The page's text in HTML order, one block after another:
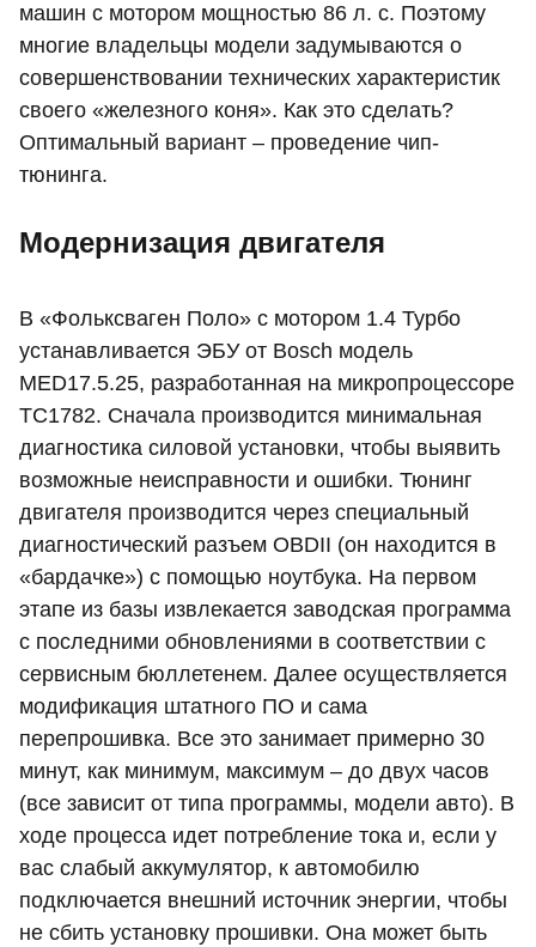
машин с мотором мощностью 86 л. с. Поэтому
многие владельцы модели задумываются о
совершенствовании технических характеристик
своего «железного коня». Как это сделать?
Оптимальный вариант – проведение чип-
тюнинга.
Модернизация двигателя
В «Фольксваген Поло» с мотором 1.4 Турбо
устанавливается ЭБУ от Bosch модель
MED17.5.25, разработанная на микропроцессоре
ТС1782. Сначала производится минимальная
диагностика силовой установки, чтобы выявить
возможные неисправности и ошибки. Тюнинг
двигателя производится через специальный
диагностический разъем OBDII (он находится в
«бардачке») с помощью ноутбука. На первом
этапе из базы извлекается заводская программа
с последними обновлениями в соответствии с
сервисным бюллетенем. Далее осуществляется
модификация штатного ПО и сама
перепрошивка. Все это занимает примерно 30
минут, как минимум, максимум – до двух часов
(все зависит от типа программы, модели авто). В
ходе процесса идет потребление тока и, если у
вас слабый аккумулятор, к автомобилю
подключается внешний источник энергии, чтобы
не сбить установку прошивки. Она может быть